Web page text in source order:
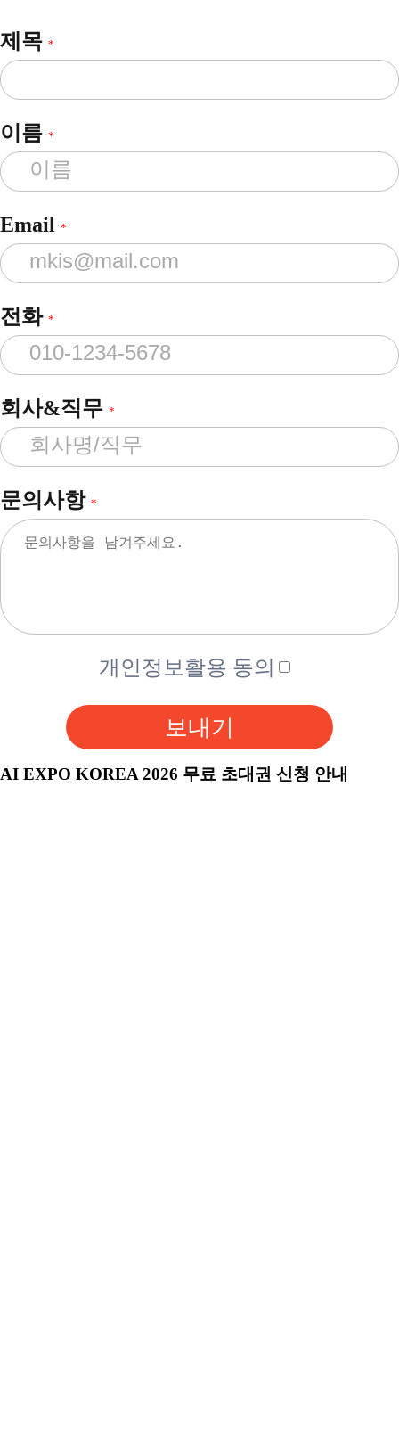
제목 *
이름 *
Email *
전화 *
회사&직무 *
문의사항 *
개인정보활용 동의
보내기
AI EXPO KOREA 2026 무료 초대권 신청 안내